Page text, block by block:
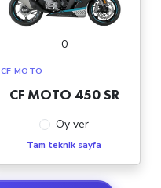
0
CF MOTO
CF MOTO 450 SR
Oy ver
Tam teknik sayfa